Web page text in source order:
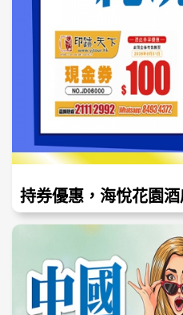
持券優惠，海悅花園
御臨門溫泉酒店，任